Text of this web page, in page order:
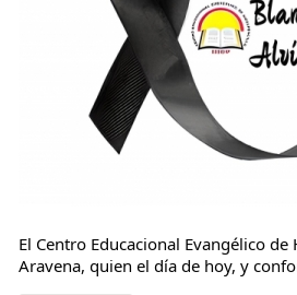
El Centro Educacional Evangélico
Aravena, quien el día de hoy, y